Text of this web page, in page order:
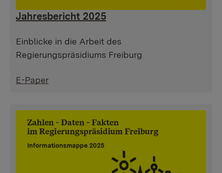
Jahresbericht 2025
Einblicke in die Arbeit des
Regierungspräsidiums Freiburg
E-Paper